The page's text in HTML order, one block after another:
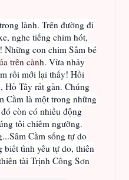
lành. Trên đường đi
nghe tiếng chim hót,
Những con chim Sâm bé
trên cành. Vừa nhảy
rồi mới lại thấy! Hồi
Hồ Tây rất gần. Chúng
Cầm là một trong những
còn có nhiều động
tôi chiêm ngưỡng.
Cầm sống tự do
tình yêu tự do, thiên
tài Trịnh Công Sơn